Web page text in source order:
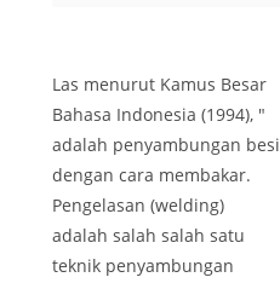
Las menurut Kamus Besar
Bahasa Indonesia (1994), "
adalah penyambungan besi
dengan cara membakar.
Pengelasan (welding)
adalah salah salah satu
teknik penyambungan